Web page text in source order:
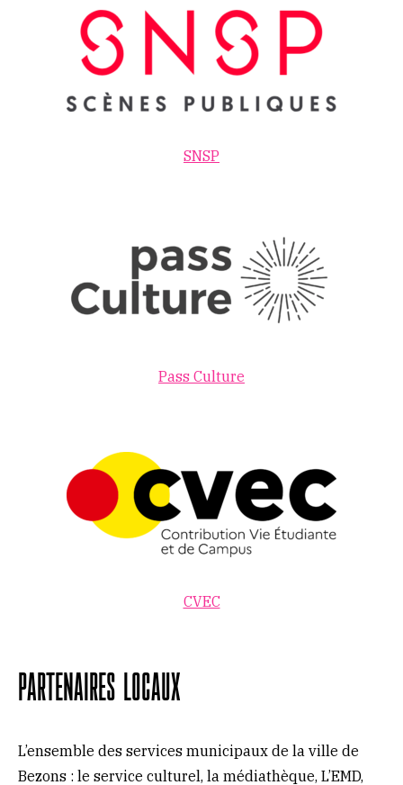
SNSP
Pass Culture
CVEC
Partenaires locaux
L’ensemble des services municipaux de la ville de
Bezons : le service culturel, la médiathèque, L’EMD,